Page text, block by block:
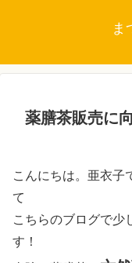
ま
薬膳茶販売に
こんにちは。亜衣子
て
こちらのブログで少
す！